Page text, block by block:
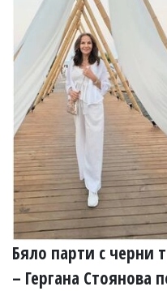
Бяло парти с черни
– Гергана Стоянова